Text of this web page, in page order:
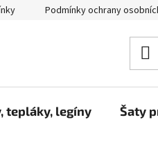
Podmínky ochrany
tepláky, legíny Šaty